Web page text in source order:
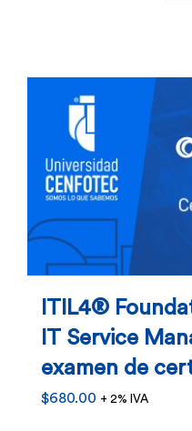
ITIL4®
IT Service
examen de
$680.00 + 2% IVA